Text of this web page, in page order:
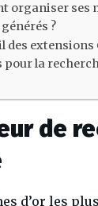
organiser ses
?
des extensions
la
de
d’or les